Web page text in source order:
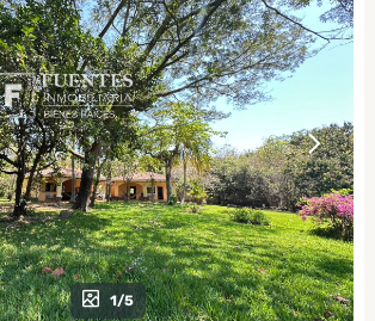
1/5